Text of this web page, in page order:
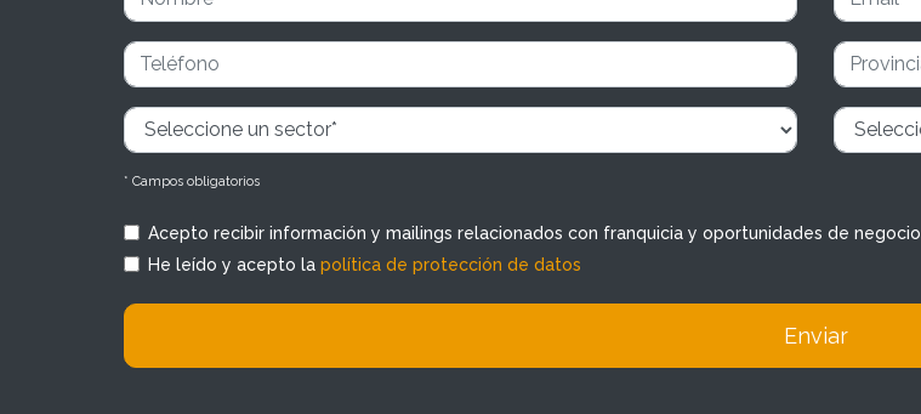
* Campos obligatorios
Acepto recibir información y mailings relacionados con franquicia y oportunidades de negocio
He leído y acepto la política de protección de datos
Enviar